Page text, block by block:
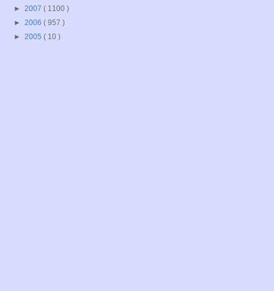
► 2007 ( 1100 )
► 2006 ( 957 )
► 2005 ( 10 )